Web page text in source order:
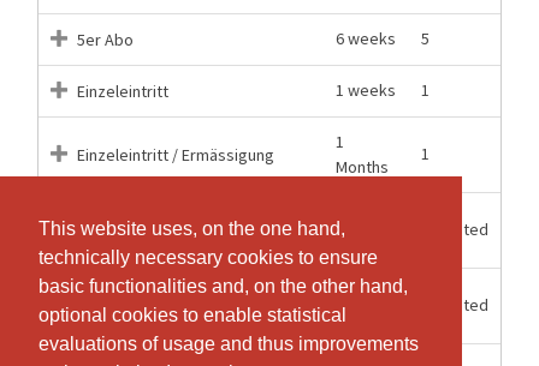
This website uses, on the one hand,
technically necessary cookies to ensure
basic functionalities and, on the other hand,
optional cookies to enable statistical
evaluations of usage and thus improvements
This website uses, on the one hand,
technically necessary cookies to ensure
basic functionalities and, on the other hand,
optional cookies to enable statistical
evaluations of usage and thus improvements
5er Abo 6 weeks 5
Einzeleintritt 1 weeks 1
Einzeleintritt / Ermässigung
1
Months
1
Halbjahresabo
6
Months
Unlimited
Jahresabo
12
Months
Unlimited